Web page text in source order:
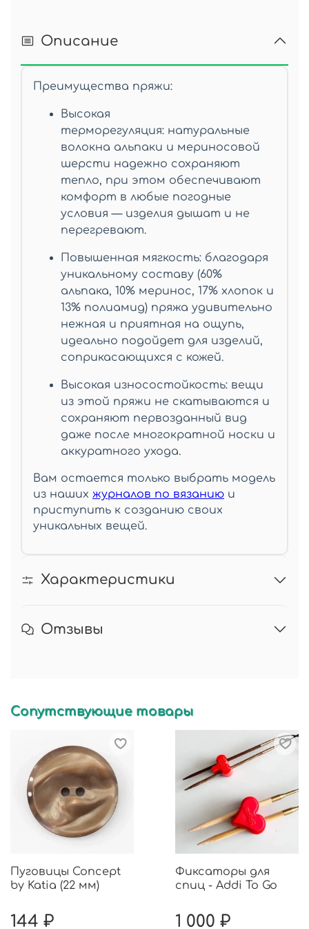
Описание
Преимущества пряжи:
Высокая
терморегуляция: натуральные
волокна альпаки и мериносовой
шерсти надежно сохраняют
тепло, при этом обеспечивают
комфорт в любые погодные
условия — изделия дышат и не
перегревают.
Повышенная мягкость: благодаря
уникальному составу (60%
альпака, 10% меринос, 17% хлопок и
13% полиамид) пряжа удивительно
нежная и приятная на ощупь,
идеально подойдет для изделий,
соприкасающихся с кожей.
Высокая износостойкость: вещи
из этой пряжи не скатываются и
сохраняют первозданный вид
даже после многократной носки и
аккуратного ухода.
Вам остается только выбрать модель
из наших журналов по вязанию и
приступить к созданию своих
уникальных вещей.
Характеристики
Отзывы
Сопутствующие товары
Пуговицы Concept
by Katia (22 мм)
144 ₽
Фиксаторы для
спиц - Addi To Go
1 000 ₽